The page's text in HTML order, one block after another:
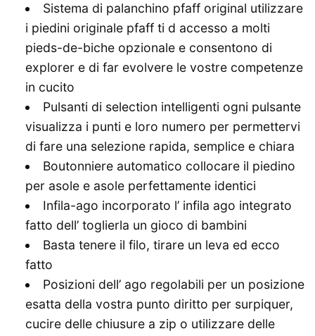
Sistema di palanchino pfaff original utilizzare
i piedini originale pfaff ti d accesso a molti
pieds-de-biche opzionale e consentono di
explorer e di far evolvere le vostre competenze
in cucito
Pulsanti di selection intelligenti ogni pulsante
visualizza i punti e loro numero per permettervi
di fare una selezione rapida, semplice e chiara
Boutonniere automatico collocare il piedino
per asole e asole perfettamente identici
Infila-ago incorporato l’ infila ago integrato
fatto dell’ toglierla un gioco di bambini
Basta tenere il filo, tirare un leva ed ecco
fatto
Posizioni dell’ ago regolabili per un posizione
esatta della vostra punto diritto per surpiquer,
cucire delle chiusure a zip o utilizzare delle